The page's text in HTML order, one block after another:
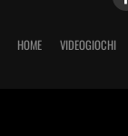
HOME VIDEOGIOCHI